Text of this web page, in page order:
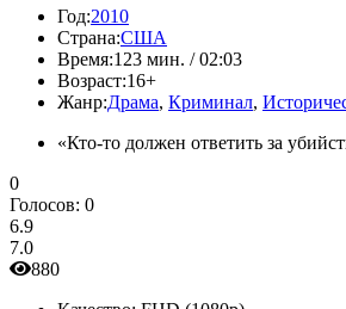
Год:2010
Страна:США
Время:123 мин. / 02:03
Возраст:16+
Жанр:Драма, Криминал,
«Кто-то должен ответить за
0
Голосов: 0
6.9
7.0
880